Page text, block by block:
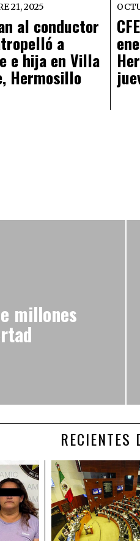
21, 2025
al conductor
a
e hija en Villa
Hermosillo
millones
RECIENTES